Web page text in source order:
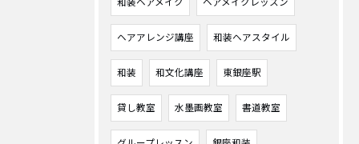
和装ヘアメイク ヘアメイクレッスン
ヘアアレンジ講座 和装ヘアスタイル
和装 和文化講座 東銀座駅
貸し教室 水墨画教室 書道教室